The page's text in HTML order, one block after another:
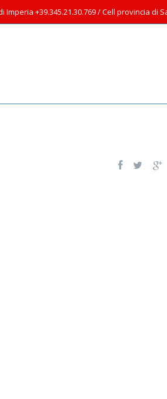
+39.345.21.30.769 / Cell provincia di